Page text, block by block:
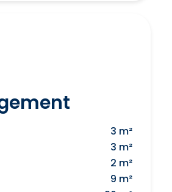
3 m²
3 m²
2 m²
9 m²